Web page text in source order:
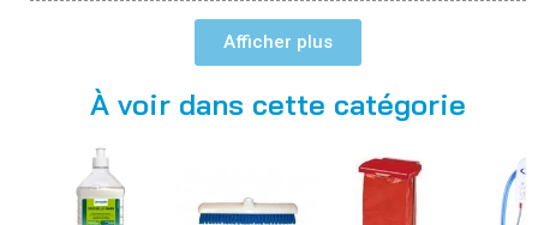
Brosserie alimentaire
Afficher
À voir dans cette catégorie